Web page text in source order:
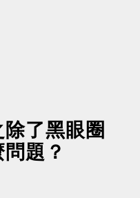
了黑眼圈
題？